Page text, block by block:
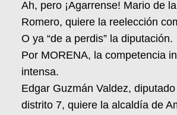
Ah, pero ¡Agarrense! Mario de
Romero, quiere la reelección
O ya “de a perdis” la diputación.
Por MORENA, la competencia
intensa.
Edgar Guzmán Valdez,
distrito 7, quiere la alcaldía de